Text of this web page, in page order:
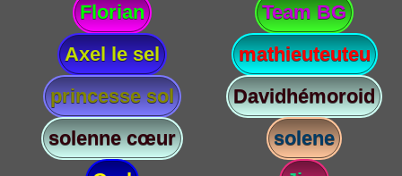
Florian
Team BG
Axel le sel
mathieuteuteu
princesse sol
Davidhémoroid
solenne cœur
solene